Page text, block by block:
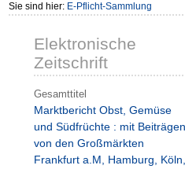
Sie sind hier: E-Pflicht-Sammlung
Elektronische
Zeitschrift
Gesamttitel
Marktbericht Obst, Gemüse
und Südfrüchte : mit Beiträgen
von den Großmärkten
Frankfurt a.M, Hamburg, Köln,